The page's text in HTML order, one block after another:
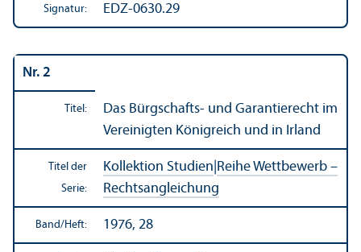
Signatur: EDZ-0630.29
Nr. 2
Titel:
Das Bürgschafts- und Garanti­erecht im
Vereinigten Königreich und in Irland
Titel der
Serie:
Kollektion Studien Reihe Wettbewerb –
Rechts­angleich­ung
Band/Heft: 1976, 28